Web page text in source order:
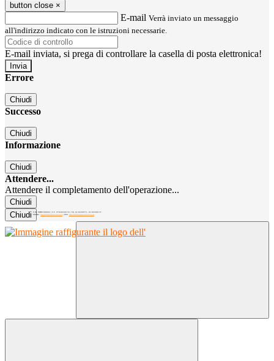
button close ×
E-mail Verrà inviato un messaggio
all'indirizzo indicato con le istruzioni necessarie.
E-mail inviata, si prega di controllare la casella di posta elettronica!
Errore
Chiudi
Successo
Chiudi
Informazione
Chiudi
Attendere...
Attendere il completamento dell'operazione...
Chiudi
Chiudi
C.M. MIRC300004 | C.F. 97040260156 | Tel. 02.8260979 - 02.89300137
EMAIL: mirc300004@istruzione.it | PEC: mirc300004@pec.istruzione.it